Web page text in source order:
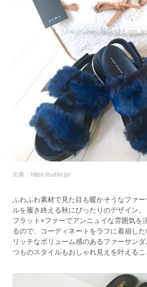
出典：https://cubki.jp/
ふわふわ素材で見た目も暖かそうなファ
ルを履き終える秋にぴったりのデザイン。
フラット×ファーでアンニュイな雰囲気を
るので、コーディネートをラフに着崩した
リッチなボリューム感のあるファーサン
つものスタイルもおしゃれ見えを叶える